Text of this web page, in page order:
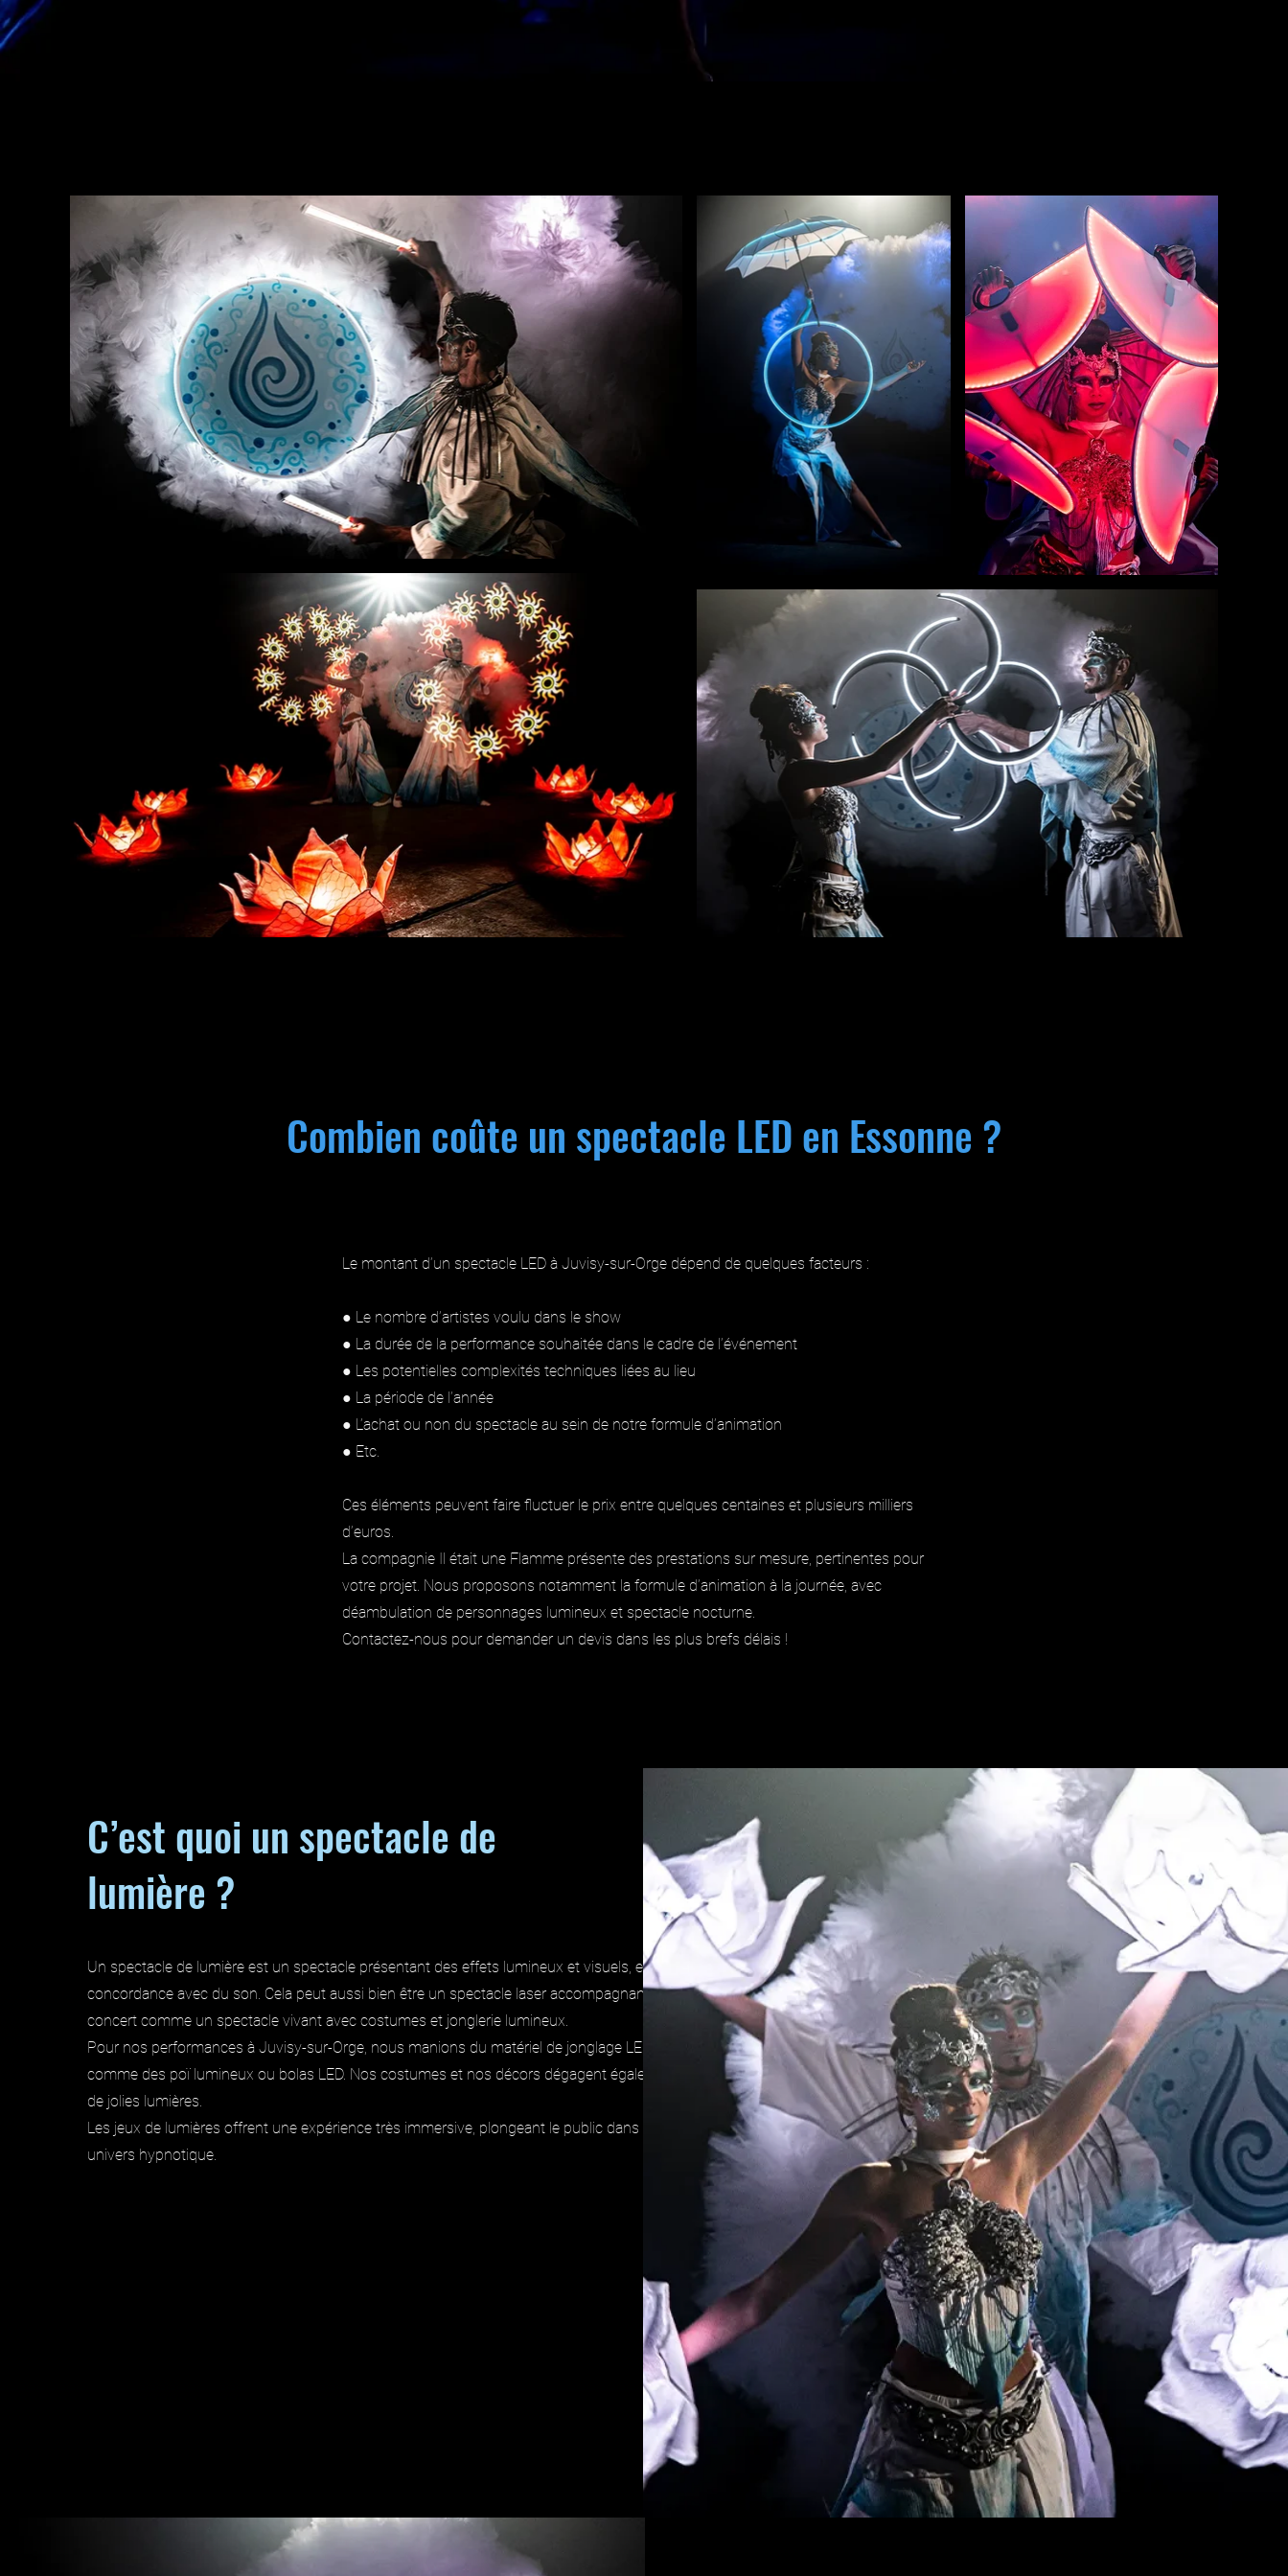
Combien coûte un spectacle LED en Essonne ?
Le montant d’un spectacle LED à Juvisy-sur-Orge dépend de quelques facteurs :
● Le nombre d’artistes voulu dans le show
● La durée de la performance souhaitée dans le cadre de l’événement
● Les potentielles complexités techniques liées au lieu
● La période de l’année
● L’achat ou non du spectacle au sein de notre formule d’animation
● Etc.
Ces éléments peuvent faire fluctuer le prix entre quelques centaines et plusieurs milliers
d’euros.
La compagnie Il était une Flamme présente des prestations sur mesure, pertinentes pour
votre projet. Nous proposons notamment la formule d’animation à la journée, avec
déambulation de personnages lumineux et spectacle nocturne.
Contactez-nous pour demander un devis dans les plus brefs délais !
C’est quoi un spectacle de
lumière ?
Un spectacle de lumière est un spectacle présentant des effets lumineux et visuels, en
concordance avec du son. Cela peut aussi bien être un spectacle laser accompagnant un
concert comme un spectacle vivant avec costumes et jonglerie lumineux.
Pour nos performances à Juvisy-sur-Orge, nous manions du matériel de jonglage LED,
comme des poï lumineux ou bolas LED. Nos costumes et nos décors dégagent également
de jolies lumières.
Les jeux de lumières offrent une expérience très immersive, plongeant le public dans un
univers hypnotique.